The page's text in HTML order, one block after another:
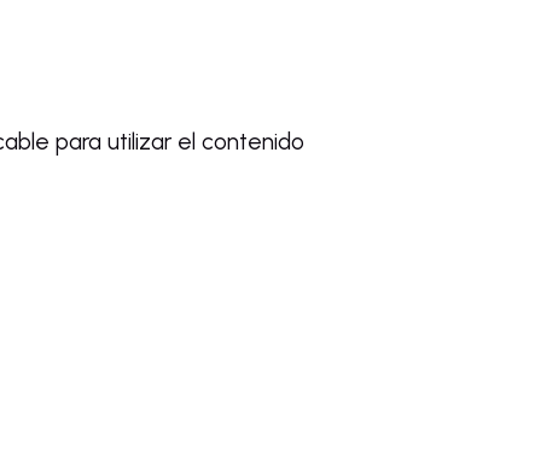
para utilizar el contenido